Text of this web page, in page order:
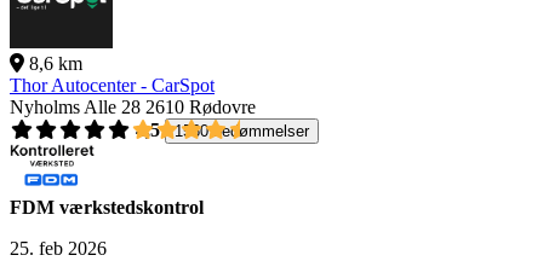
8,6 km
Thor Autocenter - CarSpot
Nyholms Alle 28 2610 Rødovre
4,5
1560 bedømmelser
FDM værkstedskontrol
25. feb 2026